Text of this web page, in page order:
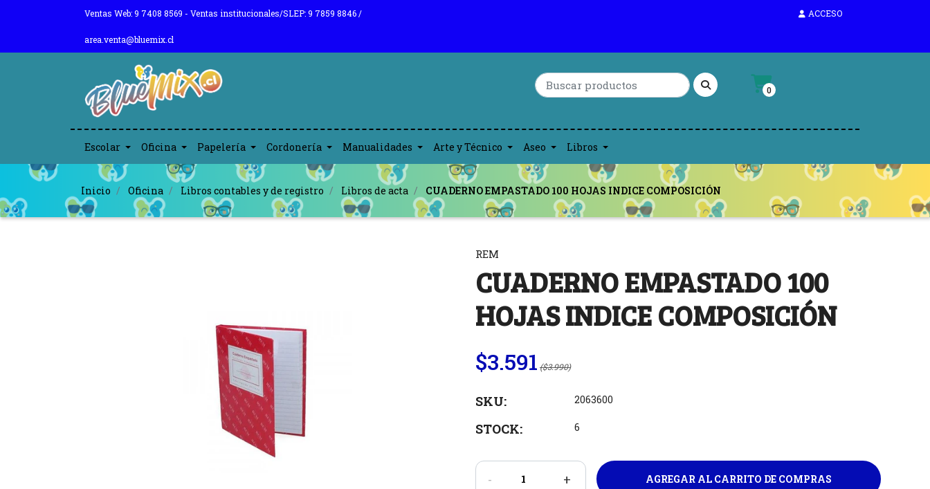
Ventas Web: 9 7408 8569 - Ventas institucionales/SLEP: 9 7859 8846 /
area.venta@bluemix.cl
ACCESO
0
Escolar Oficina Papelería Cordonería Manualidades Arte y Técnico Aseo Libros
Inicio Oficina Libros contables y de registro Libros de acta CUADERNO EMPASTADO 100 HOJAS INDICE COMPOSICIÓN
REM
CUADERNO EMPASTADO 100
HOJAS INDICE COMPOSICIÓN
$3.591 ($3.990)
SKU: 2063600
STOCK: 6
- +